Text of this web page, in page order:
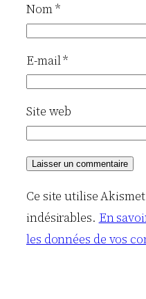
Nom*
E-mail*
Site web
Ce site utilise
indésirables. En
les données de vos